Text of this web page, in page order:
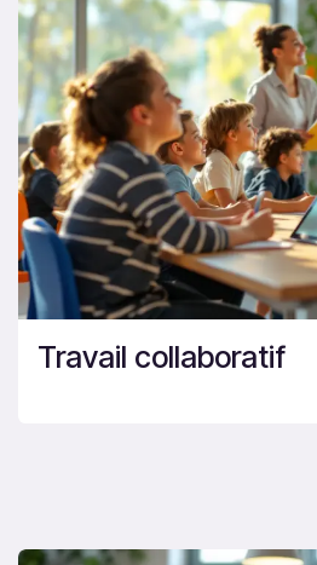
Travail collaboratif